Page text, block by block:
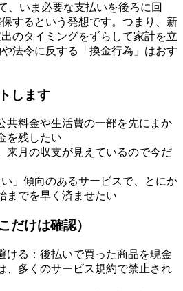
、いま必要な支払いを後ろに回
するという発想です。つまり、新
のタイミングをずらして家計を立
法令に反する「換金行為」はおす
します
共料金や生活費の一部を先にまか
を残したい
来月の収支が見えているので今だ
い」傾向のあるサービスで、とにか
までを早く済ませたい
だけは確認）
ける：後払いで買った商品を現金
、多くのサービス規約で禁止され